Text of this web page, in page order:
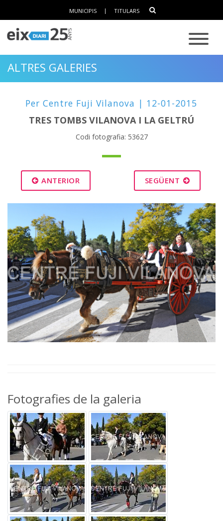
MUNICIPIS | TITULARS
ALTRES GALERIES
Per Centre Fuji Vilanova | 12-01-2015
TRES TOMBS VILANOVA I LA GELTRÚ
Codi fotografia: 53627
ANTERIOR SEGÜENT
Fotografies de la galeria